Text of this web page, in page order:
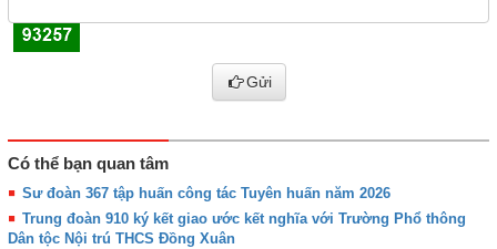
Gửi
Có thể bạn quan tâm
Sư đoàn 367 tập huấn công tác Tuyên huấn năm 2026
Trung đoàn 910 ký kết giao ước kết nghĩa với Trường Phổ thông
Dân tộc Nội trú THCS Đồng Xuân